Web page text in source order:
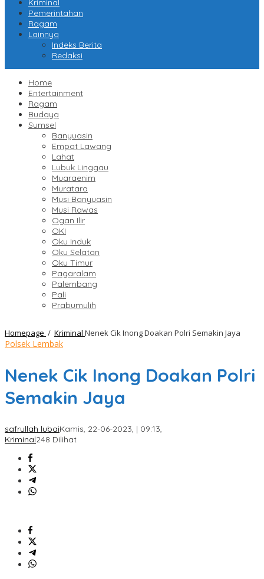
Kriminal
Pemerintahan
Ragam
Lainnya
Indeks Berita
Redaksi
Home
Entertainment
Ragam
Budaya
Sumsel
Banyuasin
Empat Lawang
Lahat
Lubuk Linggau
Muaraenim
Muratara
Musi Banyuasin
Musi Rawas
Ogan Ilir
OKI
Oku Induk
Oku Selatan
Oku Timur
Pagaralam
Palembang
Pali
Prabumulih
Homepage / Kriminal Nenek Cik Inong Doakan Polri Semakin Jaya
Polsek Lembak
Nenek Cik Inong Doakan Polri
Semakin Jaya
safrullah lubaiKamis, 22-06-2023, | 09:13,
Kriminal248 Dilihat